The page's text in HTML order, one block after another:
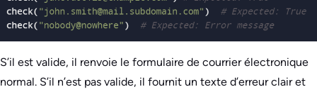
S’il est valide, il renvoie le formulaire de courrier électronique
normal. S’il n’est pas valide, il fournit un texte d’erreur clair et